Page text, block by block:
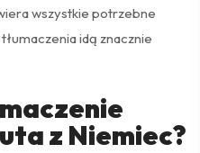
wszystkie potrzebne
idą znacznie
z Niemiec?